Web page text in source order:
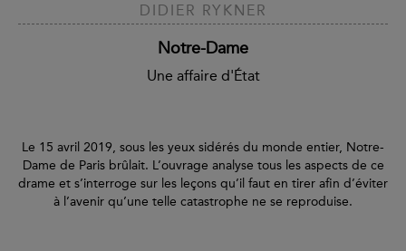
DIDIER RYKNER
Notre-Dame
Une affaire d'État
Le 15 avril 2019, sous les yeux sidérés du monde entier, Notre-
Dame de Paris brûlait. L’ouvrage analyse tous les aspects de ce
drame et s’interroge sur les leçons qu’il faut en tirer afin d’éviter
à l’avenir qu’une telle catastrophe ne se reproduise.